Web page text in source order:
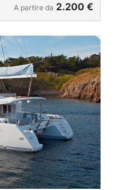
A partire da 2.200 €